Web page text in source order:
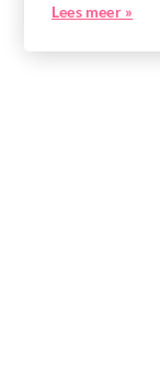
Lees meer »